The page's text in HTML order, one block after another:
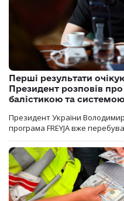
Перші результати
Президент розповів
балістикою та системою
Президент України
програма FREYJA вже